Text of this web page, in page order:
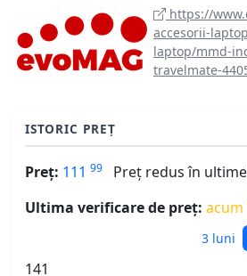
https://
accesorii-
laptop/mmd-
travelmate-
ISTORIC PREȚ
Preț: 111 99
Preț redus în
Ultima verificare de preț: acum
3 luni
141